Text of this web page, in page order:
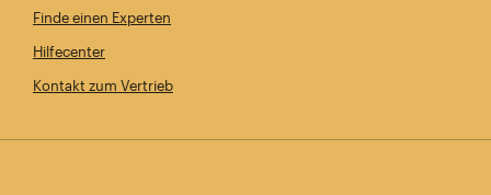
Finde einen Experten
Hilfecenter
Kontakt zum Vertrieb